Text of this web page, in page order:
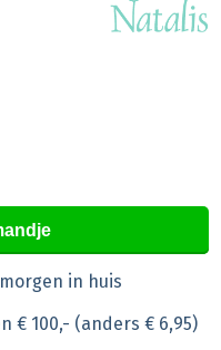
in huis
€ 100,- (anders € 6,95)